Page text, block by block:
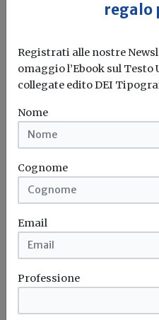
BIM&Digital
candidature per la
premio dedicato
Fino al 30 ottobre è
valorizzano l'impiego di...
Saie Edilizia Bim
regalo
Registrati alle nostre
omaggio l’Ebook sul Testo
collegate edito DEI
Nome
Cognome
Email
Professione